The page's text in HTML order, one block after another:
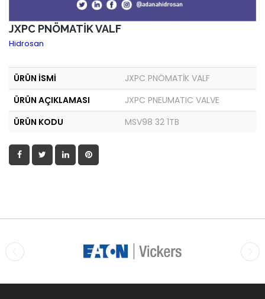
JXPC PNÖMATİK VALF
Hidrosan
ÜRÜN İSMİ
JXPC PNÖMATİK VALF
ÜRÜN AÇIKLAMASI
JXPC PNEUMATIC VALVE
ÜRÜN KODU
MSV98 32 1TB